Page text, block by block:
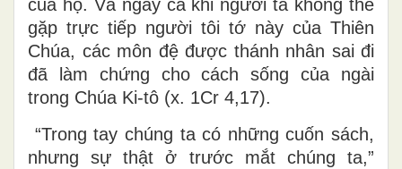
của họ. Và ngay cả khi người ta không thể
gặp trực tiếp người tôi tớ này của Thiên
Chúa, các môn đệ được thánh nhân sai đi
đã làm chứng cho cách sống của ngài
trong Chúa Ki-tô (x. 1Cr 4,17).
“Trong tay chúng ta có những cuốn sách,
nhưng sự thật ở trước mắt chúng ta,”